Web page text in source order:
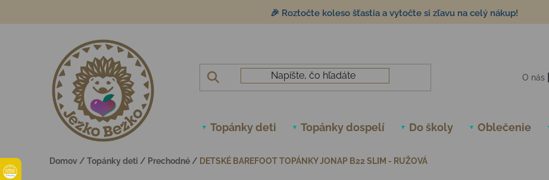
🎉 Roztočte koleso šťastia a vytočte si zľavu na celý nákup!
O nás
Topánky deti Topánky dospelí Do školy Oblečenie
Domov / Topánky deti / Prechodné / DETSKÉ BAREFOOT TOPÁNKY JONAP B22 SLIM - RUŽOVÁ